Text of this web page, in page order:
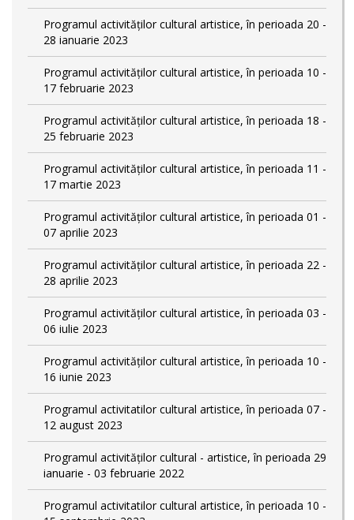
Programul activităților cultural artistice, în perioada 20 -
28 ianuarie 2023
Programul activităților cultural artistice, în perioada 10 -
17 februarie 2023
Programul activităților cultural artistice, în perioada 18 -
25 februarie 2023
Programul activităților cultural artistice, în perioada 11 -
17 martie 2023
Programul activităților cultural artistice, în perioada 01 -
07 aprilie 2023
Programul activităților cultural artistice, în perioada 22 -
28 aprilie 2023
Programul activităților cultural artistice, în perioada 03 -
06 iulie 2023
Programul activităților cultural artistice, în perioada 10 -
16 iunie 2023
Programul activitatilor cultural artistice, în perioada 07 -
12 august 2023
Programul activităților cultural - artistice, în perioada 29
ianuarie - 03 februarie 2022
Programul activitatilor cultural artistice, în perioada 10 -